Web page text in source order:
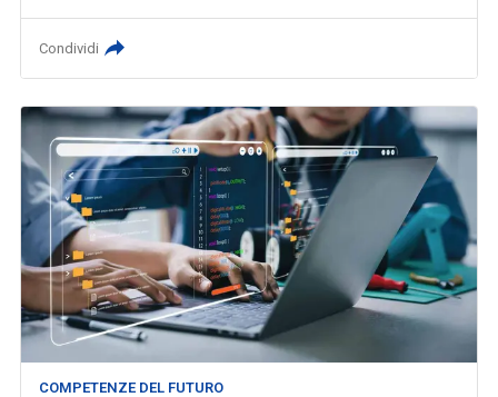
Condividi
COMPETENZE DEL FUTURO